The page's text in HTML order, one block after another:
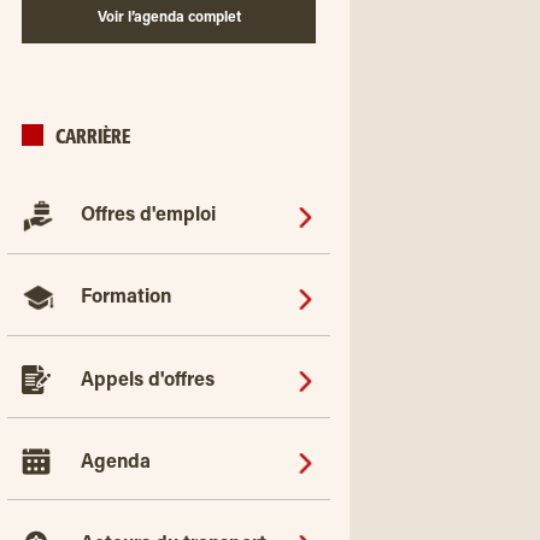
Voir l’agenda complet
CARRIÈRE
Offres d'emploi
Formation
Appels d'offres
Agenda